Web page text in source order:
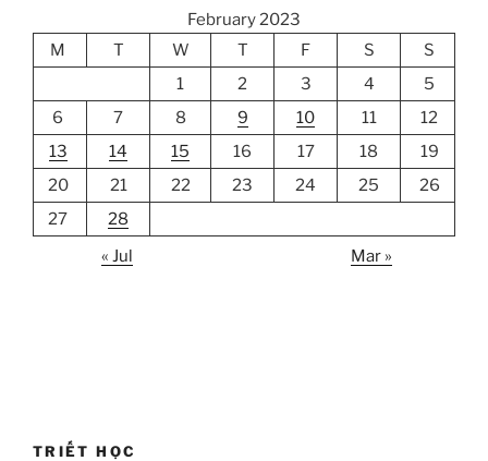
February 2023
M
T W T F S
S
1
2 3 4
5
6
7 8 9 10 11
12
13
14 15 16 17 18
19
20
21 22 23 24 25
26
27
28
« Jul
Mar »
TRIẾT HỌC